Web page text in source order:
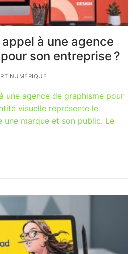
à une agence
son entreprise ?
NUMÉRIQUE
une agence de graphisme pour
visuelle représente le
une marque et son public. Le